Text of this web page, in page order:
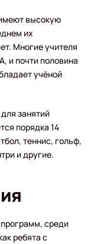
высокую
их
Многие учителя
и почти половина
учёной
занятий
порядка 14
теннис, гольф,
и другие.
среди
ребята с